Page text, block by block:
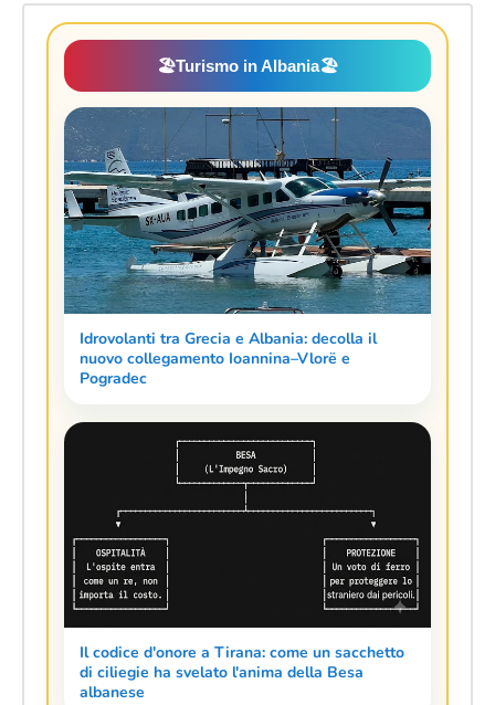
🏖️Turismo in Albania🏖️
Idrovolanti tra Grecia e Albania: decolla il
nuovo collegamento Ioannina–Vlorë e
Pogradec
Il codice d'onore a Tirana: come un sacchetto
di ciliegie ha svelato l'anima della Besa
albanese